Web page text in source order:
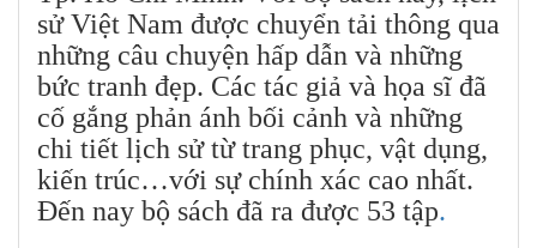
sử Việt Nam được chuyển tải thông qua
những câu chuyện hấp dẫn và những
bức tranh đẹp. Các tác giả và họa sĩ đã
cố gắng phản ánh bối cảnh và những
chi tiết lịch sử từ trang phục, vật dụng,
kiến trúc…với sự chính xác cao nhất.
Đến nay bộ sách đã ra được 53 tập.